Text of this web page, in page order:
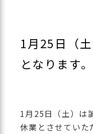
1月25日（
となります。
1月25日（土）は
休業とさせていた